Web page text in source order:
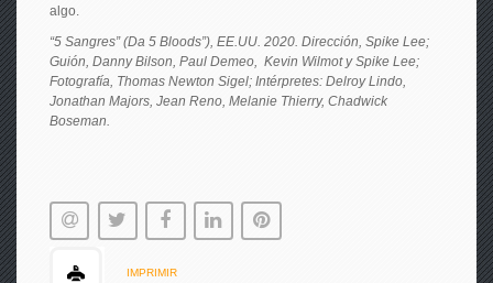
algo.
“5 Sangres” (Da 5 Bloods”), EE.UU. 2020. Dirección, Spike Lee;
Guión, Danny Bilson, Paul Demeo, Kevin Wilmot y Spike Lee;
Fotografía, Thomas Newton Sigel; Intérpretes: Delroy Lindo,
Jonathan Majors, Jean Reno, Melanie Thierry, Chadwick
Boseman.
IMPRIMIR